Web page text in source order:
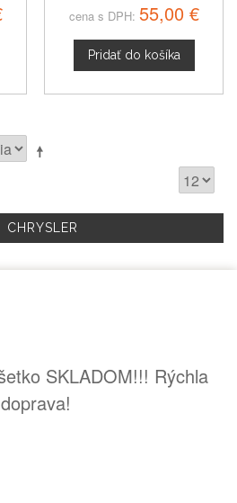
cena s DPH: 55,00 €
Pridať do košíka
CHRYSLER
SKLADOM!!! Rýchla
doprava!